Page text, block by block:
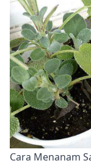
Cara Menanam